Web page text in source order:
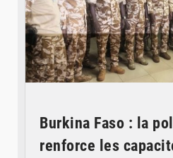
Burkina Faso : la
renforce les